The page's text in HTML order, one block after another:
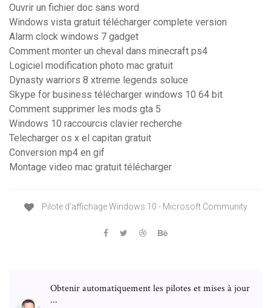
Ouvrir un fichier doc sans word
Windows vista gratuit télécharger complete version
Alarm clock windows 7 gadget
Comment monter un cheval dans minecraft ps4
Logiciel modification photo mac gratuit
Dynasty warriors 8 xtreme legends soluce
Skype for business télécharger windows 10 64 bit
Comment supprimer les mods gta 5
Windows 10 raccourcis clavier recherche
Telecharger os x el capitan gratuit
Conversion mp4 en gif
Montage video mac gratuit télécharger
Pilote d'affichage Windows 10 - Microsoft Community
Obtenir automatiquement les pilotes et mises à jour
...